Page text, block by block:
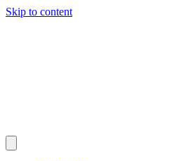
Skip to content